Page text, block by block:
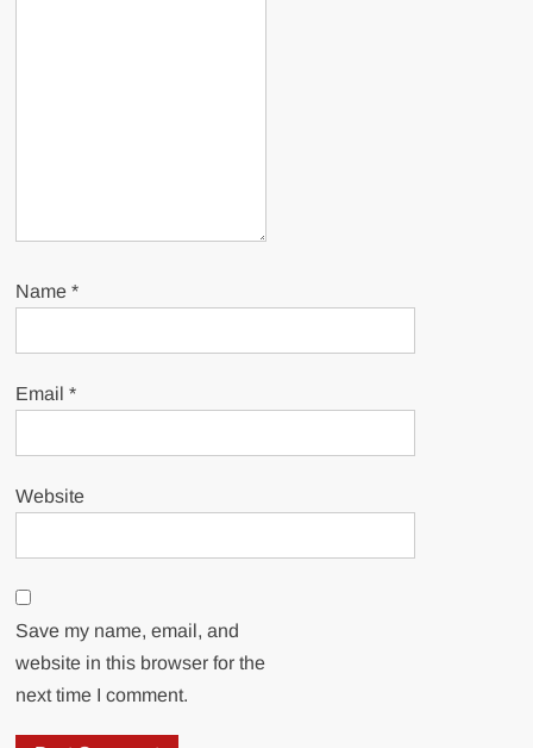
Name*
Email*
Website
Save my name, email, and
website in this browser for the
next time I comment.